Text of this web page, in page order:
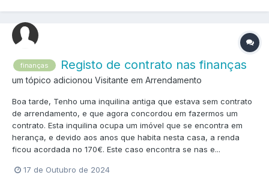
finanças Registo de contrato nas finanças
um tópico adicionou Visitante em Arrendamento
Boa tarde, Tenho uma inquilina antiga que estava sem contrato
de arrendamento, e que agora concordou em fazermos um
contrato. Esta inquilina ocupa um imóvel que se encontra em
herança, e devido aos anos que habita nesta casa, a renda
ficou acordada no 170€. Este caso encontra se nas e...
17 de Outubro de 2024